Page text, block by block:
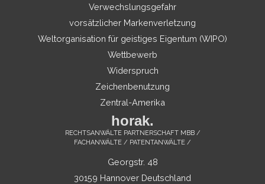
Verwechslungsgefahr
vorsätzlicher Markenverletzung
Weltorganisation für geistiges Eigentum (WIPO)
Wettbewerb
Widerspruch
Zeichenbenutzung
Zentral-Amerika
horak.
RECHTSANWÄLTE PARTNERSCHAFT MBB /
FACHANWÄLTE / PATENTANWÄLTE /
Georgstr. 48
30159 Hannover Deutschland